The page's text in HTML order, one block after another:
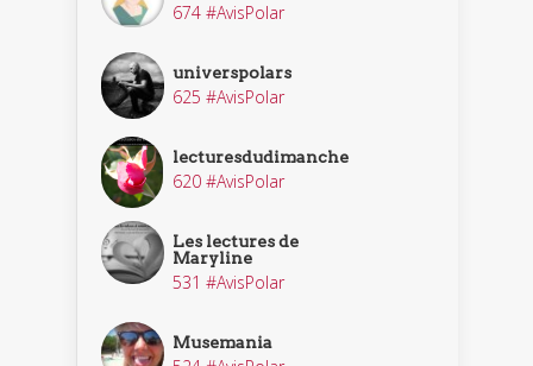
674 #AvisPolar
universpolars
625 #AvisPolar
lecturesdudimanche
620 #AvisPolar
Les lectures de
Maryline
531 #AvisPolar
Musemania